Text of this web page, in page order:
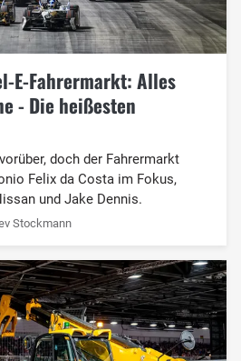
E-Fahrermarkt: Alles
- Die heißesten
doch der Fahrermarkt
Felix da Costa im Fokus,
und Jake Dennis.
Stockmann